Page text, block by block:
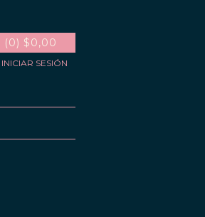
(0) $0,00
INICIAR SESIÓN